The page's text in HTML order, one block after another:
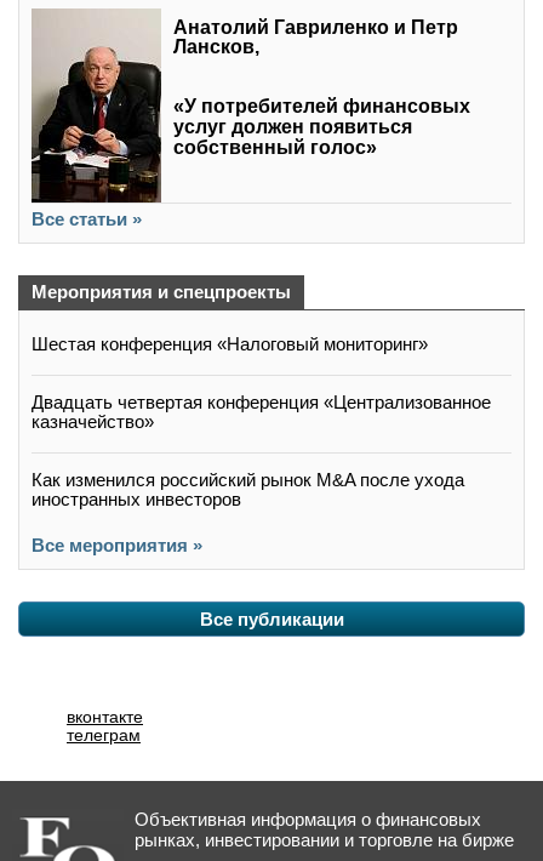
Анатолий Гавриленко и Петр
Лансков,
«У потребителей финансовых
услуг должен появиться
собственный голос»
Все статьи »
Мероприятия и спецпроекты
Шестая конференция «Налоговый мониторинг»
Двадцать четвертая конференция «Централизованное
казначейство»
Как изменился российский рынок M&A после ухода
иностранных инвесторов
Все мероприятия »
Все публикации
вконтакте
телеграм
Объективная информация о финансовых
рынках, инвестировании и торговле на бирже